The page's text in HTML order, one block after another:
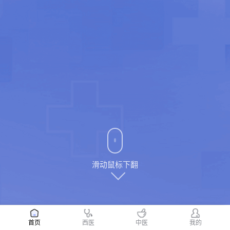
滑动鼠标下翻
首页 西医 中医 我的